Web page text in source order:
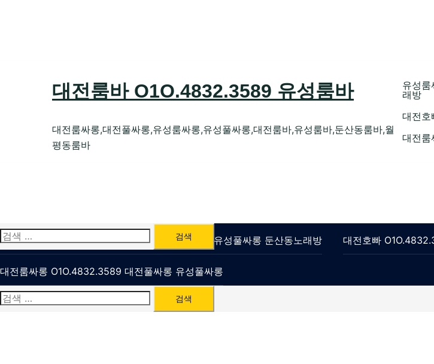
대전룸바 O1O.4832.3589 유성룸바
대전룸싸롱,대전풀싸롱,유성룸싸롱,유성풀싸롱,대전룸바,유성룸바,둔산동룸바,월
평동룸바
유성
래방
대전호
대전룸
검
색:
유성룸싸롱 O1O.4832.3589 대전퍼블릭가라오케 유성풀싸롱 둔산동노래방 대전호빠
대전룸싸롱 O1O.4832.3589 대전풀싸롱 유성풀싸롱
검